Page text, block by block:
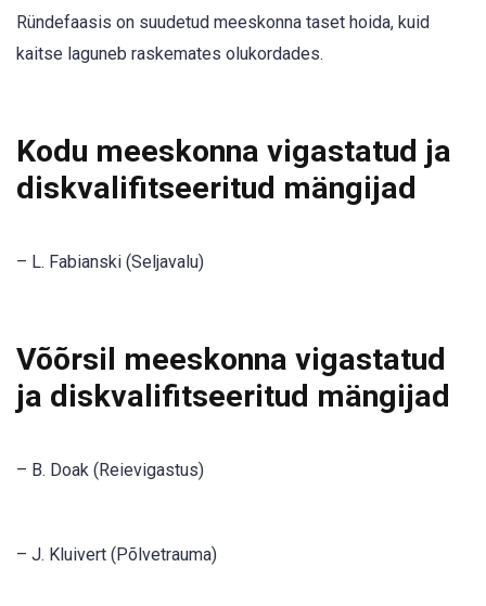
Ründefaasis on suudetud meeskonna taset hoida, kuid
kaitse laguneb raskemates olukordades.
Kodu meeskonna vigastatud ja
diskvalifitseeritud mängijad
– L. Fabianski (Seljavalu)
Võõrsil meeskonna vigastatud
ja diskvalifitseeritud mängijad
– B. Doak (Reievigastus)
– J. Kluivert (Põlvetrauma)